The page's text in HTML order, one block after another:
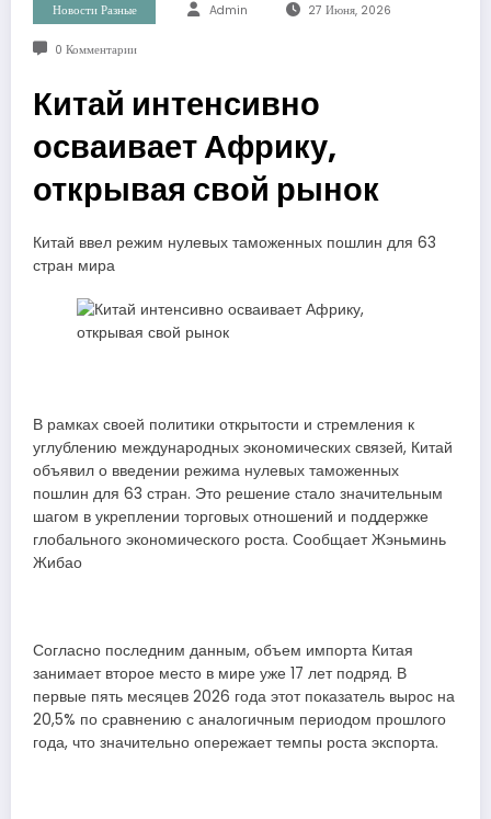
Новости Разные Admin 27 Июня, 2026
0 Комментарии
Китай интенсивно
осваивает Африку,
открывая свой рынок
Китай ввел режим нулевых таможенных пошлин для 63
стран мира
В рамках своей политики открытости и стремления к
углублению международных экономических связей, Китай
объявил о введении режима нулевых таможенных
пошлин для 63 стран. Это решение стало значительным
шагом в укреплении торговых отношений и поддержке
глобального экономического роста. Сообщает Жэньминь
Жибао
Согласно последним данным, объем импорта Китая
занимает второе место в мире уже 17 лет подряд. В
первые пять месяцев 2026 года этот показатель вырос на
20,5% по сравнению с аналогичным периодом прошлого
года, что значительно опережает темпы роста экспорта.